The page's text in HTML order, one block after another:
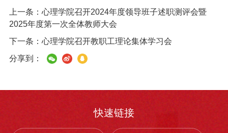
上一条： 心理学院召开2024年度领导班子述职测评会暨
2025年度第一次全体教师大会
下一条： 心理学院召开教职工理论集体学习会
分享到：
快速链接